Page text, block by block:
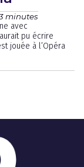
minutes
avec
pu écrire
jouée à l’Opéra